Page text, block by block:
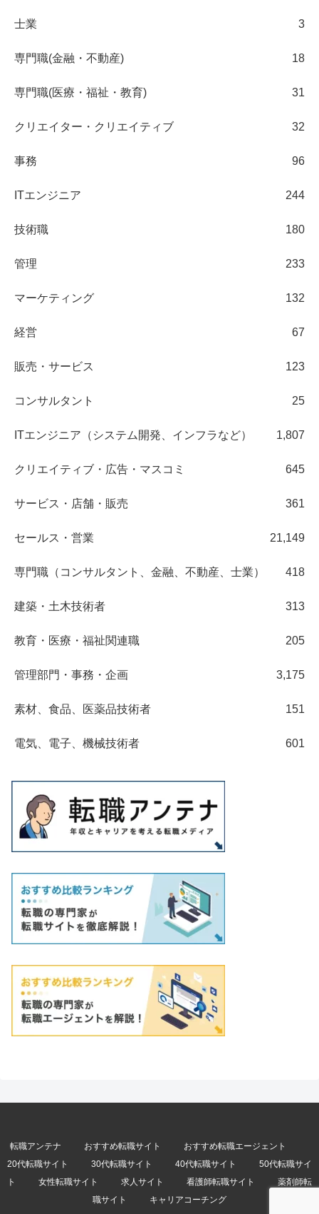
士業 3
専門職(金融・不動産) 18
専門職(医療・福祉・教育) 31
クリエイター・クリエイティブ 32
事務 96
ITエンジニア 244
技術職 180
管理 233
マーケティング 132
経営 67
販売・サービス 123
コンサルタント 25
ITエンジニア（システム開発、インフラなど） 1,807
クリエイティブ・広告・マスコミ 645
サービス・店舗・販売 361
セールス・営業 21,149
専門職（コンサルタント、金融、不動産、士業） 418
建築・土木技術者 313
教育・医療・福祉関連職 205
管理部門・事務・企画 3,175
素材、食品、医薬品技術者 151
電気、電子、機械技術者 601
転職アンテナ おすすめ転職サイト
おすすめ転職エージェント
20代転職サイト
30代転職サイト 40代転職サイト
50代転職サイ
ト
女性転職サイト 求人サイト 看護師転職サイト
薬剤師転
職サイト
キャリアコーチング